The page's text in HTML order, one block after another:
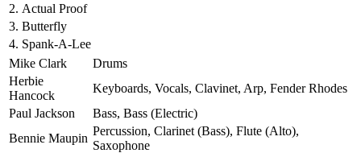
2. Actual Proof
3. Butterfly
4. Spank-A-Lee
Mike Clark
Drums
Herbie
Hancock
Keyboards, Vocals, Clavinet, Arp, Fender Rhodes
Paul Jackson
Bass, Bass (Electric)
Bennie Maupin
Percussion, Clarinet (Bass), Flute (Alto),
Saxophone